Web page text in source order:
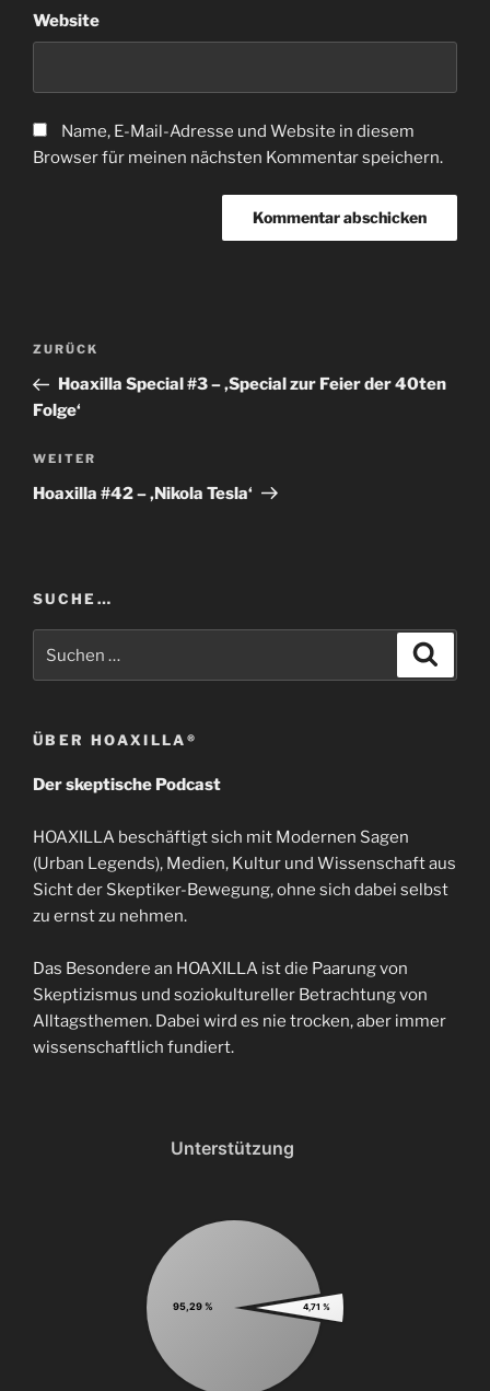
Website
Name, E-Mail-Adresse und Website in diesem
Browser für meinen nächsten Kommentar speichern.
Beitragsnavigation
Vorheriger
Beitrag
ZURÜCK
Hoaxilla Special #3 – ‚Special zur Feier der 40ten
Folge‘
Nächster
Beitrag
WEITER
Hoaxilla #42 – ‚Nikola Tesla‘
SUCHE…
nach:
ÜBER HOAXILLA®
Der skeptische Podcast
HOAXILLA beschäftigt sich mit Modernen Sagen
(Urban Legends), Medien, Kultur und Wissenschaft aus
Sicht der Skeptiker-Bewegung, ohne sich dabei selbst
zu ernst zu nehmen.
Das Besondere an HOAXILLA ist die Paarung von
Skeptizismus und soziokultureller Betrachtung von
Alltagsthemen. Dabei wird es nie trocken, aber immer
wissenschaftlich fundiert.
Unterstützung
4,71 %
95,29 %